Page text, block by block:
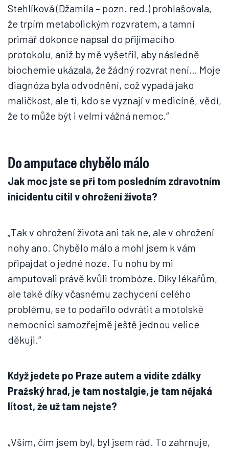
Stehlíková (Džamila – pozn. red.) prohlašovala,
že trpím metabolickým rozvratem, a tamní
primář dokonce napsal do přijímacího
protokolu, aniž by mě vyšetřil, aby následně
biochemie ukázala, že žádný rozvrat není… Moje
diagnóza byla odvodnění, což vypadá jako
maličkost, ale ti, kdo se vyznají v medicíně, vědí,
že to může být i velmi vážná nemoc.“
Do amputace chybělo málo
Jak moc jste se při tom posledním zdravotním
inicidentu cítil v ohrožení života?
„Tak v ohrožení života ani tak ne, ale v ohrožení
nohy ano. Chybělo málo a mohl jsem k vám
připajdat o jedné noze. Tu nohu by mi
amputovali právě kvůli trombóze. Díky lékařům,
ale také díky včasnému zachycení celého
problému, se to podařilo odvrátit a motolské
nemocnici samozřejmě ještě jednou velice
děkuji.“
Když jedete po Praze autem a vidíte zdálky
Pražský hrad, je tam nostalgie, je tam nějaká
lítost, že už tam nejste?
„Vším, čím jsem byl, byl jsem rád. To zahrnuje,